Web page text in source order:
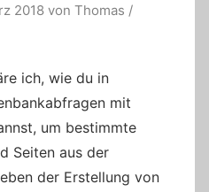
2018 von Thomas /
ich, wie du in
mit
um bestimmte
Seiten aus der
der Erstellung von